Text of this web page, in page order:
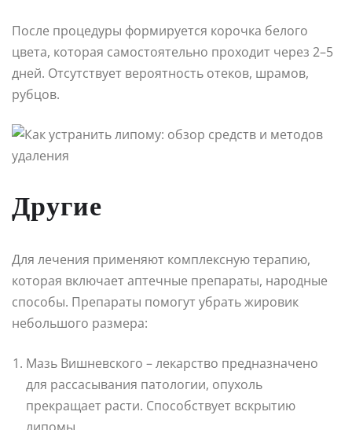
После процедуры формируется корочка белого
цвета, которая самостоятельно проходит через 2–5
дней. Отсутствует вероятность отеков, шрамов,
рубцов.
Другие
Для лечения применяют комплексную терапию,
которая включает аптечные препараты, народные
способы. Препараты помогут убрать жировик
небольшого размера:
Мазь Вишневского – лекарство предназначено
для рассасывания патологии, опухоль
прекращает расти. Способствует вскрытию